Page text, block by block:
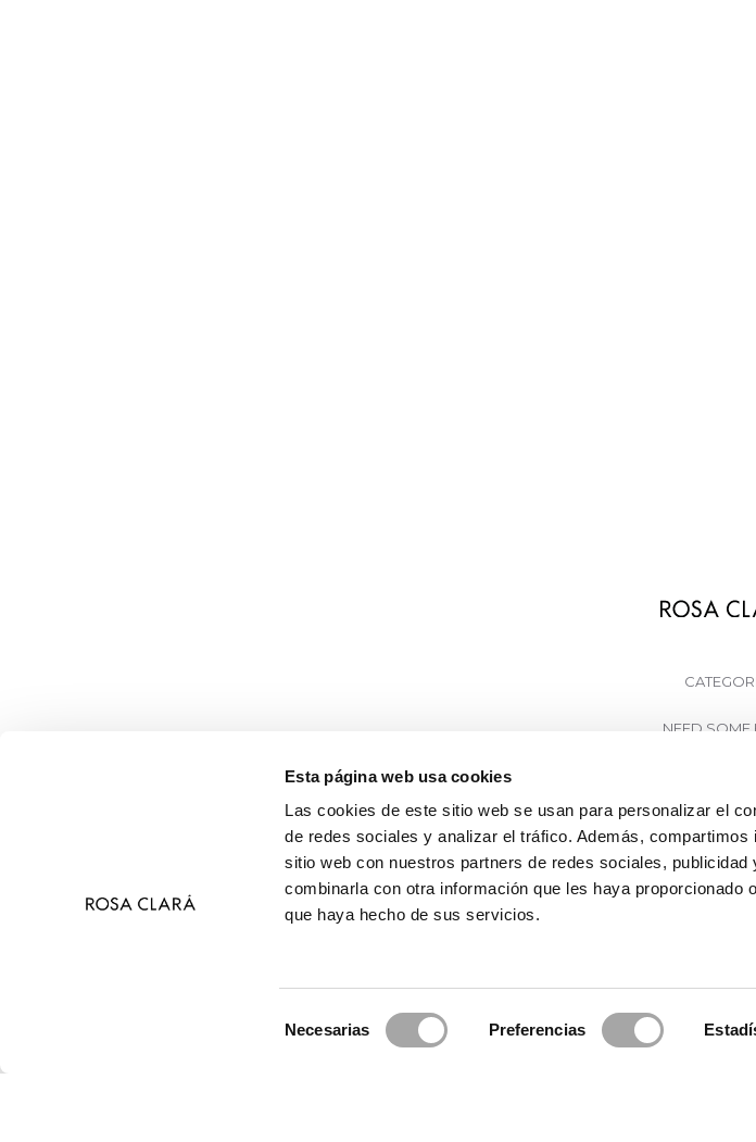
Esta página web usa cookies
Las cookies de este sitio web se usan para personalizar el
de redes sociales y analizar el tráfico. Además,
sitio web con nuestros partners de redes sociales, publicidad
combinarla con otra información que les haya proporcionado
que haya hecho de sus servicios.
Necesarias Preferencias
NEED SOME
© 2026 Rosa Clará | Since 1995